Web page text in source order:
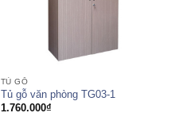
TỦ GỖ
Tủ gỗ văn phòng TG03-1
1.760.000₫